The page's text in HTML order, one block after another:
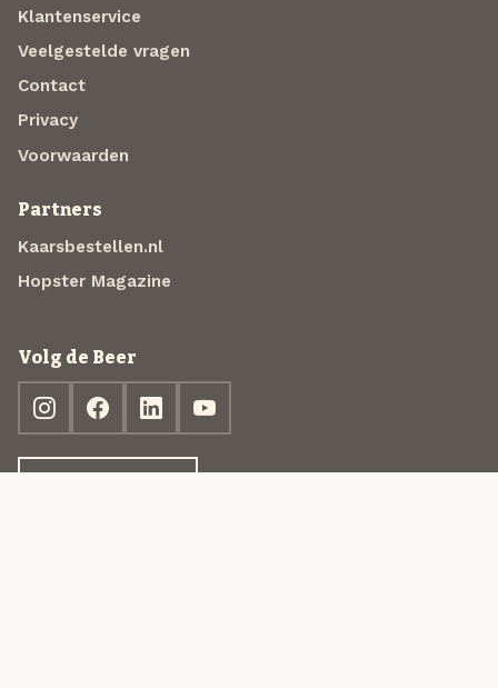
Klantenservice
Veelgestelde vragen
Contact
Privacy
Voorwaarden
Partners
Kaarsbestellen.nl
Hopster Magazine
Volg de Beer